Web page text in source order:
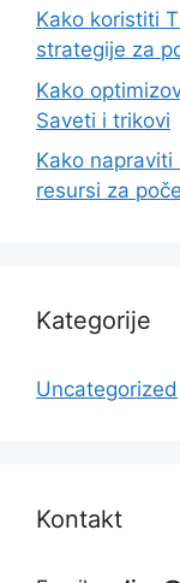
Kako koristiti
strategije za
Kako
Saveti i trikovi
Kako
resursi za
Kategorije
Uncategorized
Kontakt